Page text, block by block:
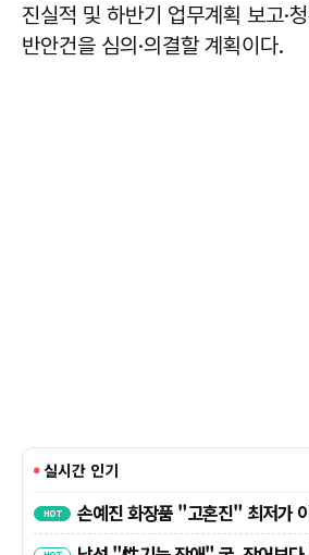
진실적 및 하반기 업무계획 보고·
반안건을 심의·의결할 계획이다.